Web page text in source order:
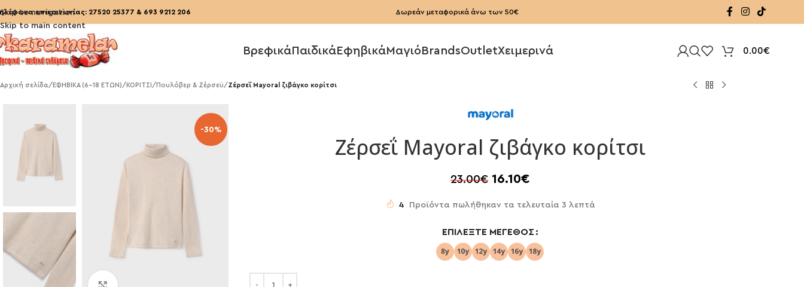
Skip to navigation
Skip to main content
επικοινωνίας: 27520 25377 & 693 9212 206 Δωρεάν μεταφορικά άνω των 50€
Βρεφικά Παιδικά ΕφηβικάΜαγιό BrandsOutletΧειμερινά 0.00€
Αρχική σελίδα/ ΕΦΗΒΙΚΑ (6-18 ΕΤΩΝ)/ ΚΟΡΙΤΣΙ / Πουλόβερ & Ζέρσεϋ/Ζέρσεΐ Mayoral ζιβάγκο κορίτσι
-30%
Ζέρσεΐ Mayoral ζιβάγκο κορίτσι
23.00€ 16.10€
4 Προϊόντα πωλήθηκαν τα τελευταία 3 λεπτά
ΕΠΙΛΈΞΤΕ ΜΈΓΕΘΟΣ